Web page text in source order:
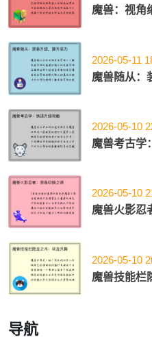
魔兽：视角
2026-05-11
魔兽随从：
2026-05-10
魔兽考古学
2026-05-10
魔兽火影忍
2026-05-10
魔兽技能栏
导航